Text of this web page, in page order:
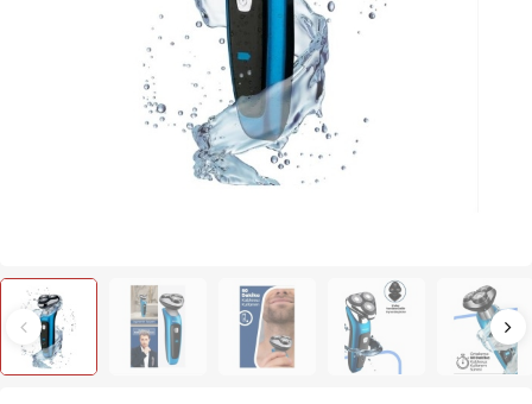
Kişisel Bakım
Züccaciye
Ev Tekstili
Çocuk Gereçleri